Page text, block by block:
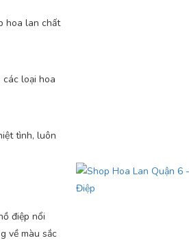
hoa lan chất
loại hoa
tình, luôn
điệp nổi
về màu sắc